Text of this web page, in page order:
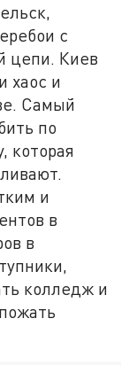
с
цепи. Киев
хаос и
Самый
по
которая
и
в
в
колледж и